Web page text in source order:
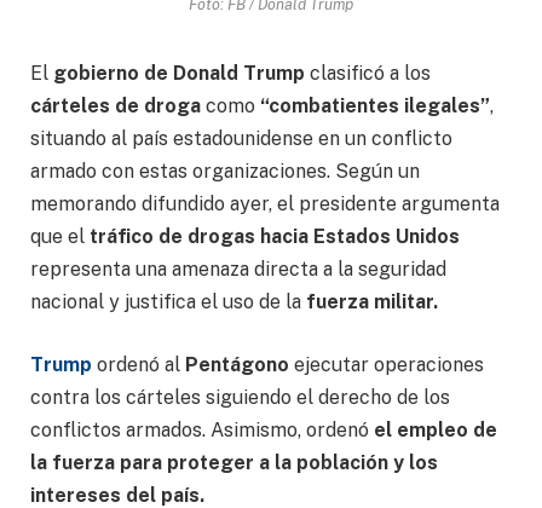
Foto: FB / Donald Trump
El gobierno de Donald Trump clasificó a los
cárteles de droga como “combatientes ilegales”,
situando al país estadounidense en un conflicto
armado con estas organizaciones. Según un
memorando difundido ayer, el presidente argumenta
que el tráfico de drogas hacia Estados Unidos
representa una amenaza directa a la seguridad
nacional y justifica el uso de la fuerza militar.
Trump ordenó al Pentágono ejecutar operaciones
contra los cárteles siguiendo el derecho de los
conflictos armados. Asimismo, ordenó el empleo de
la fuerza para proteger a la población y los
intereses del país.